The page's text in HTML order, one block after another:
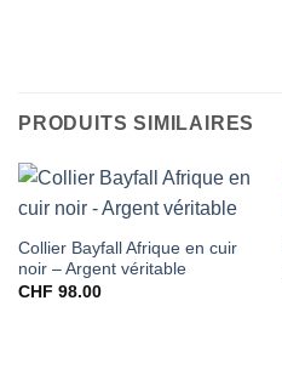
PRODUITS SIMILAIRES
Collier Bayfall Afrique en cuir
noir – Argent véritable
CHF 98.00